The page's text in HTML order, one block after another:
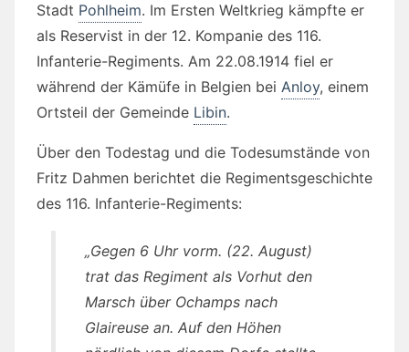
Stadt Pohlheim. Im Ersten Weltkrieg kämpfte er
als Reservist in der 12. Kompanie des 116.
Infanterie-Regiments. Am 22.08.1914 fiel er
während der Kämüfe in Belgien bei Anloy, einem
Ortsteil der Gemeinde Libin.
Über den Todestag und die Todesumstände von
Fritz Dahmen berichtet die Regimentsgeschichte
des 116. Infanterie-Regiments:
„Gegen 6 Uhr vorm. (22. August)
trat das Regiment als Vorhut den
Marsch über Ochamps nach
Glaireuse an. Auf den Höhen